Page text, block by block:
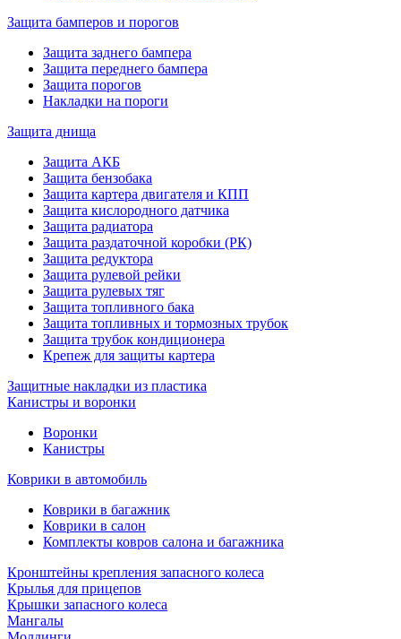
Защита бамперов и порогов
Защита заднего бампера
Защита переднего бампера
Защита порогов
Накладки на пороги
Защита днища
Защита АКБ
Защита бензобака
Защита картера двигателя и КПП
Защита кислородного датчика
Защита радиатора
Защита раздаточной коробки (РК)
Защита редуктора
Защита рулевой рейки
Защита рулевых тяг
Защита топливного бака
Защита топливных и тормозных трубок
Защита трубок кондиционера
Крепеж для защиты картера
Защитные накладки из пластика
Канистры и воронки
Воронки
Канистры
Коврики в автомобиль
Коврики в багажник
Коврики в салон
Комплекты ковров салона и багажника
Кронштейны крепления запасного колеса
Крылья для прицепов
Крышки запасного колеса
Мангалы